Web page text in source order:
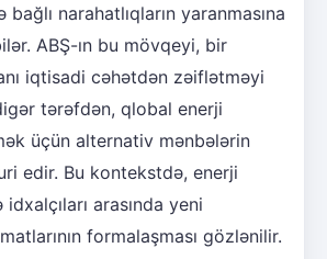
narahatlıqların yaranmasına
ABŞ-ın bu mövqeyi, bir
iqtisadi cəhətdən zəiflətməyi
tərəfdən, qlobal enerji
üçün alternativ mənbələrin
edir. Bu kontekstdə, enerji
idxalçıları arasında yeni
formalaşması gözlənilir.